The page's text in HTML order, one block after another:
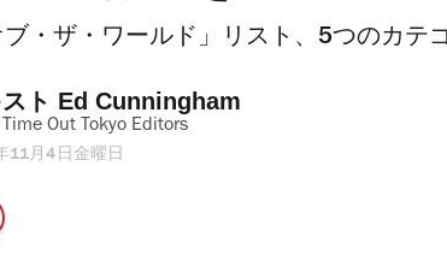
ブ・ザ・ワールド」リスト、5つのカテ
ト Ed Cunningham
Time Out Tokyo Editors
11月4日金曜日